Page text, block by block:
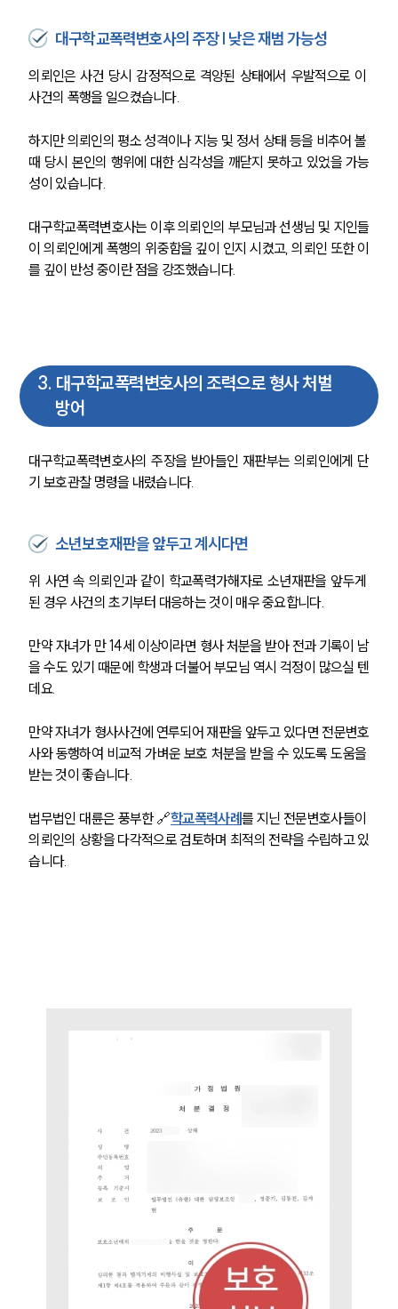
대구학교폭력변호사의 주장 | 낮은 재범 가능성
의뢰인은 사건 당시 감정적으로 격앙된 상태에서 우발적으로 이
사건의 폭행을 일으켰습니다.
하지만 의뢰인의 평소 성격이나 지능 및 정서 상태 등을 비추어 볼
때 당시 본인의 행위에 대한 심각성을 깨닫지 못하고 있었을 가능
성이 있습니다.
대구학교폭력변호사는 이후 의뢰인의 부모님과 선생님 및 지인들
이 의뢰인에게 폭행의 위중함을 깊이 인지 시켰고, 의뢰인 또한 이
를 깊이 반성 중이란 점을 강조했습니다.
3. 대구학교폭력변호사의 조력으로 형사 처벌
방어
대구학교폭력변호사의 주장을 받아들인 재판부는 의뢰인에게 단
기 보호관찰 명령을 내렸습니다.
소년보호재판을 앞두고 계시다면
위 사연 속 의뢰인과 같이 학교폭력가해자로 소년재판을 앞두게
된 경우 사건의 초기부터 대응하는 것이 매우 중요합니다.
만약 자녀가 만 14세 이상이라면 형사 처분을 받아 전과 기록이 남
을 수도 있기 때문에 학생과 더불어 부모님 역시 걱정이 많으실 텐
데요.
만약 자녀가 형사사건에 연루되어 재판을 앞두고 있다면 전문변호
사와 동행하여 비교적 가벼운 보호 처분을 받을 수 있도록 도움을
받는 것이 좋습니다.
법무법인 대륜은 풍부한 🔗학교폭력사례를 지닌 전문변호사들이
의뢰인의 상황을 다각적으로 검토하며 최적의 전략을 수립하고 있
습니다.